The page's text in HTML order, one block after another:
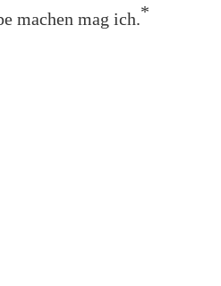
machen mag ich. *